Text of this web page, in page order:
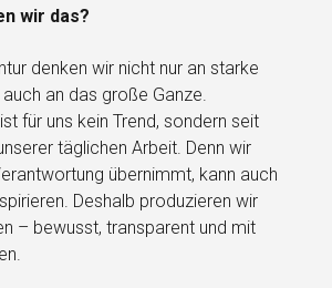
wir das?
denken wir nicht nur an starke
an das große Ganze.
für uns kein Trend, sondern seit
täglichen Arbeit. Denn wir
übernimmt, kann auch
Deshalb produzieren wir
– bewusst, transparent und mit